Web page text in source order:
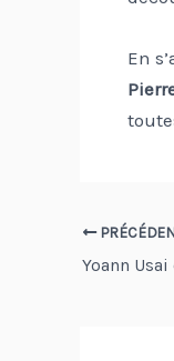
En
Navigation
des